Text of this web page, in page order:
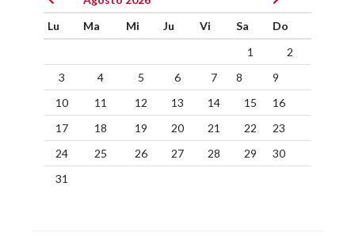
Lu
Ma Mi Ju Vi Sa
Do
1
2
3
4 5 6 7 8
9
10
11 12 13 14 15
16
17
18 19 20 21 22
23
24
25 26 27 28 29
30
31